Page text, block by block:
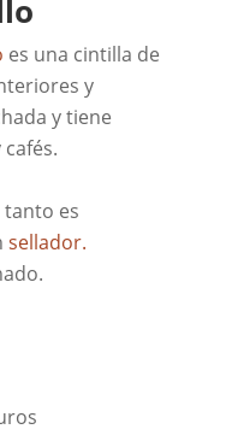
es una cintilla de
y
y tiene
es
sellador.